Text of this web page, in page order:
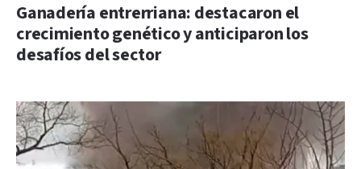
Ganadería entrerriana: destacaron el
crecimiento genético y anticiparon los
desafíos del sector